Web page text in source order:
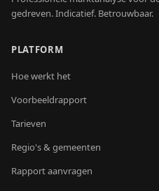
gedreven. Indicatief. Betrouwbaar.
PLATFORM
Hoe werkt het
Voorbeeldrapport
Tarieven
Regio's & gemeenten
Rapport aanvragen